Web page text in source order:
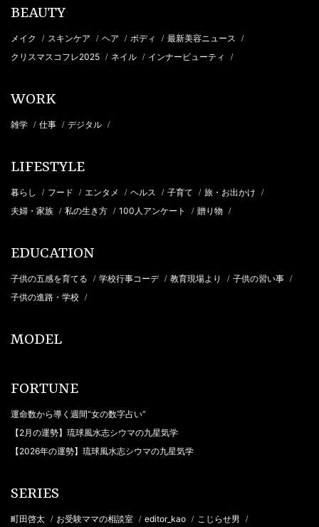
BEAUTY
メイク / スキンケア / ヘア / ボディ / 最新美容ニュース /
クリスマスコフレ2025 / ネイル / インナービューティ /
WORK
雑学 / 仕事 / デジタル /
LIFESTYLE
暮らし / フード / エンタメ / ヘルス / 子育て / 旅・お出かけ /
夫婦・家族 / 私の生き方 / 100人アンケート / 贈り物 /
EDUCATION
子供の五感を育てる / 学校行事コーデ / 教育現場より / 子供の習い事 /
子供の進路・学校 /
MODEL
FORTUNE
運命数から導く週間“女の数字占い”
【2月の運勢】琉球風水志シウマの九星気学
【2026年の運勢】琉球風水志シウマの九星気学
SERIES
町田啓太 / お受験ママの相談室 / editor_kao / こじらせ男 /